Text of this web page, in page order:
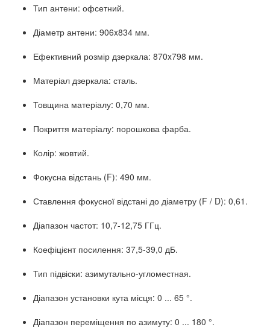
Тип антени: офсетний.
Діаметр антени: 906x834 мм.
Ефективний розмір дзеркала: 870x798 мм.
Матеріал дзеркала: сталь.
Товщина матеріалу: 0,70 мм.
Покриття матеріалу: порошкова фарба.
Колір: жовтий.
Фокусна відстань (F): 490 мм.
Ставлення фокусної відстані до діаметру (F / D): 0,61.
Діапазон частот: 10,7-12,75 ГГц.
Коефіцієнт посилення: 37,5-39,0 дБ.
Тип підвіски: азимутально-угломестная.
Діапазон установки кута місця: 0 ... 65 °.
Діапазон переміщення по азимуту: 0 ... 180 °.